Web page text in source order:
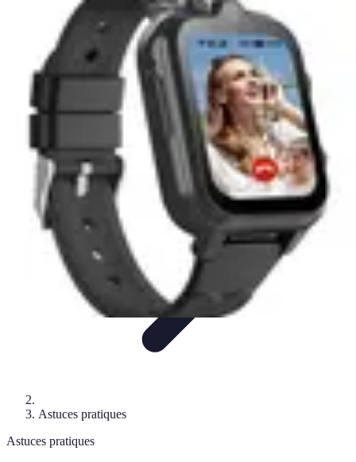
Revente Cadeaux Noël
Stratégies de Revente
Conseils pratiques
Préparation à la reventeÉvaluation et Prix
Revente Cadeaux Noël
Astuces pratiques
Astuces pratiques